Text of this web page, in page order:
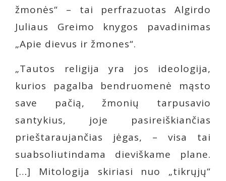
žmonės“ – tai perfrazuotas Algirdo
Juliaus Greimo knygos pavadinimas
„Apie dievus ir žmones“.
„Tautos religija yra jos ideologija,
kurios pagalba bendruomenė mąsto
save pačią, žmonių tarpusavio
santykius, joje pasireiškiančias
prieštaraujančias jėgas, – visa tai
suabsoliutindama dieviškame plane.
[…] Mitologija skiriasi nuo „tikrųjų“